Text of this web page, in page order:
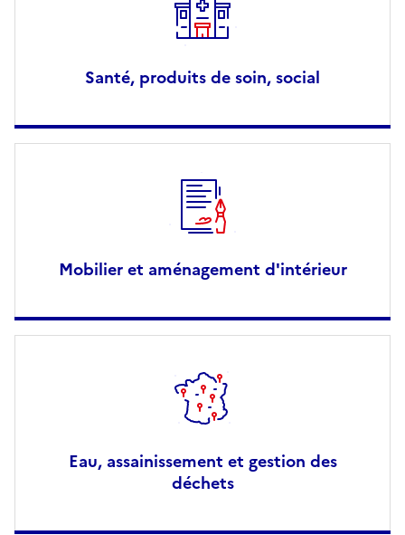
Santé, produits de soin, social
Mobilier et aménagement d'intérieur
Eau, assainissement et gestion des
déchets